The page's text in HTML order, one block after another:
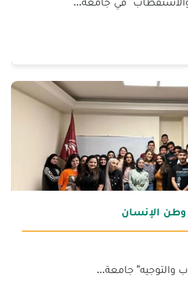
وطن الإنسان
والتوجيه" جامعة...